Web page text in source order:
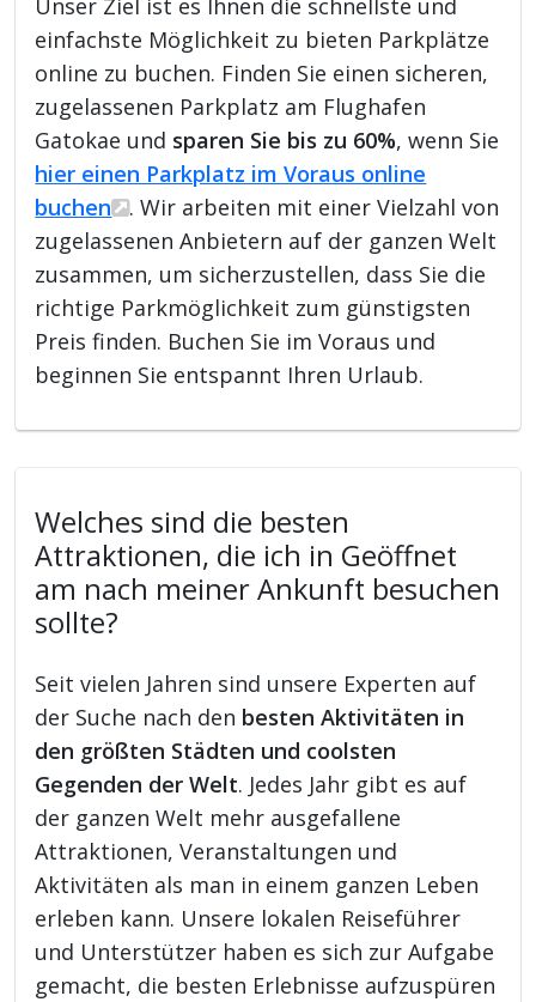
einfachste Möglichkeit zu bieten Parkplätze
online zu buchen. Finden Sie einen sicheren,
zugelassenen Parkplatz am Flughafen
Gatokae und sparen Sie bis zu 60%, wenn Sie
hier einen Parkplatz im Voraus online
buchen
. Wir arbeiten mit einer Vielzahl von
zugelassenen Anbietern auf der ganzen Welt
zusammen, um sicherzustellen, dass Sie die
richtige Parkmöglichkeit zum günstigsten
Preis finden. Buchen Sie im Voraus und
beginnen Sie entspannt Ihren Urlaub.
Welches sind die besten
Attraktionen, die ich in Geöffnet
am nach meiner Ankunft besuchen
sollte?
Seit vielen Jahren sind unsere Experten auf
der Suche nach den besten Aktivitäten in
den größten Städten und coolsten
Gegenden der Welt. Jedes Jahr gibt es auf
der ganzen Welt mehr ausgefallene
Attraktionen, Veranstaltungen und
Aktivitäten als man in einem ganzen Leben
erleben kann. Unsere lokalen Reiseführer
und Unterstützer haben es sich zur Aufgabe
gemacht, die besten Erlebnisse aufzuspüren